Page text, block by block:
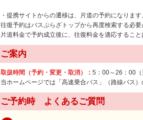
・提携サイトからの遷移は、片道の予約になります
往復予約はバスぷらざトップから再度検索する必要
片道料金で予約成立後に、往復料金を適応すること
ご案内
取扱時間（予約・変更・取消）： 5：00～26：00（
当ホームページでは「高速乗合バス」（路線バス
ご予約時 よくあるご質問